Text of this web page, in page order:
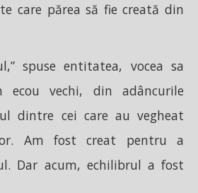
care părea să fie creată din
spuse entitatea, vocea sa
ecou vechi, din adâncurile
dintre cei care au vegheat
Am fost creat pentru a
Dar acum, echilibrul a fost